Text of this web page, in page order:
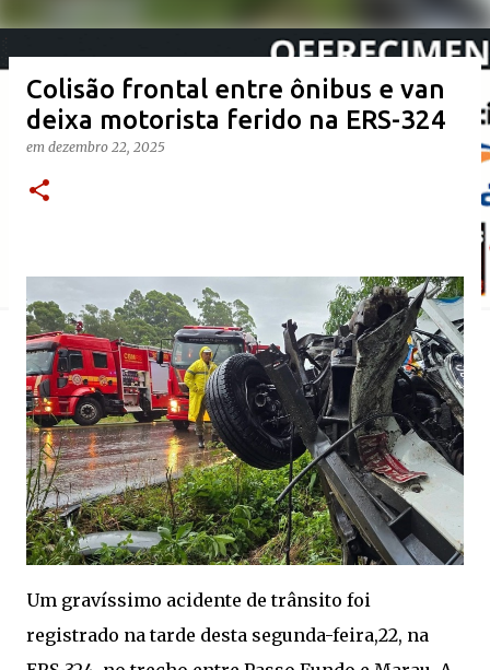
Colisão frontal entre ônibus e van
deixa motorista ferido na ERS-324
em dezembro 22, 2025
Um gravíssimo acidente de trânsito foi
registrado na tarde desta segunda-feira,22, na